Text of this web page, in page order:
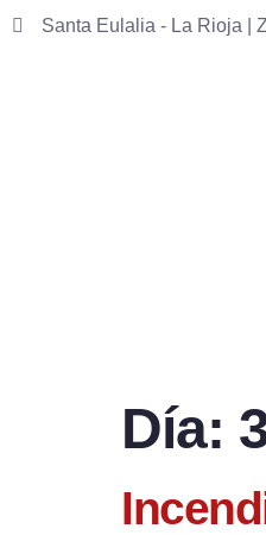
Santa Eulalia - La Rioja |
Día: